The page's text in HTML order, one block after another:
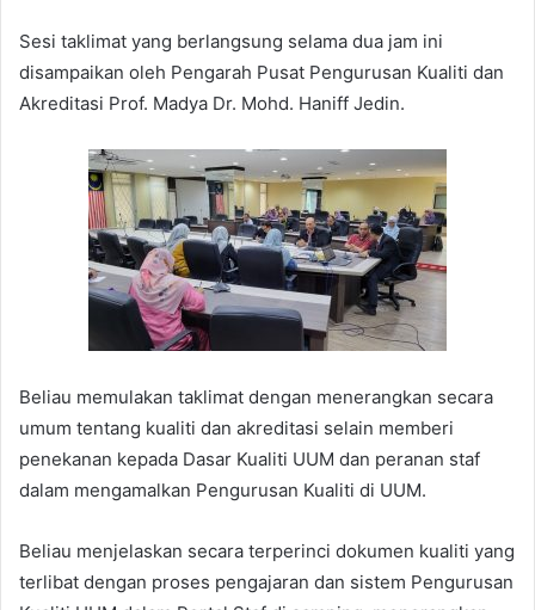
Sesi taklimat yang berlangsung selama dua jam ini
disampaikan oleh Pengarah Pusat Pengurusan Kualiti dan
Akreditasi Prof. Madya Dr. Mohd. Haniff Jedin.
Beliau memulakan taklimat dengan menerangkan secara
umum tentang kualiti dan akreditasi selain memberi
penekanan kepada Dasar Kualiti UUM dan peranan staf
dalam mengamalkan Pengurusan Kualiti di UUM.
Beliau menjelaskan secara terperinci dokumen kualiti yang
terlibat dengan proses pengajaran dan sistem Pengurusan